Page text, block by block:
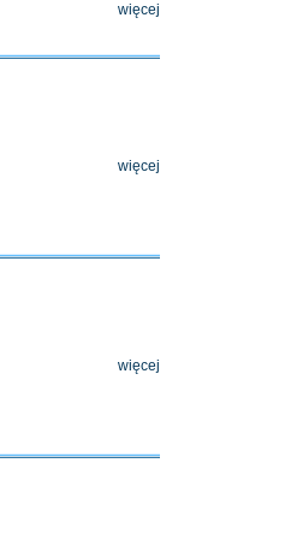
więcej
więcej
więcej